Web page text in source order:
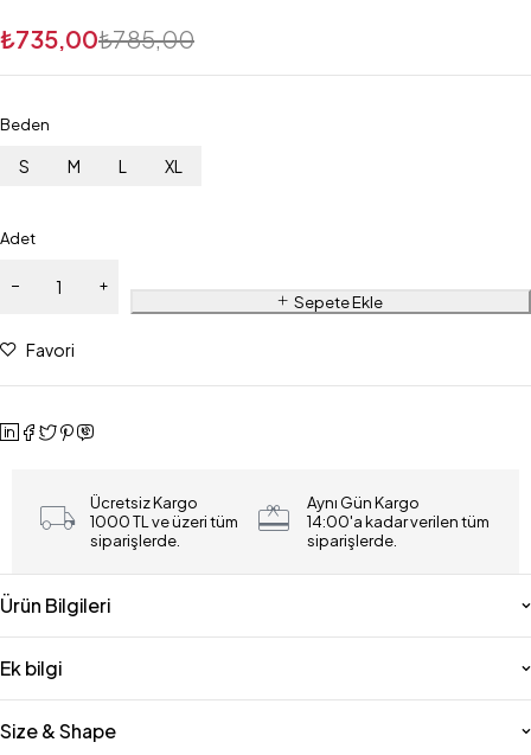
₺785,00
₺735,00
Beden
S M L XL
Adet
Sepete Ekle
Favori
Ücretsiz Kargo
1000 TL ve üzeri tüm
siparişlerde.
Aynı Gün Kargo
14:00'a kadar verilen tüm
siparişlerde.
Ürün Bilgileri
Ek bilgi
Size & Shape